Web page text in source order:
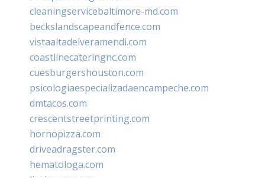
cleaningservicebaltimore-md.com
beckslandscapeandfence.com
vistaaltadelveramendi.com
coastlinecateringnc.com
cuesburgershouston.com
psicologiaespecializadaencampeche.com
dmtacos.com
crescentstreetprinting.com
hornopizza.com
driveadragster.com
hematologa.com